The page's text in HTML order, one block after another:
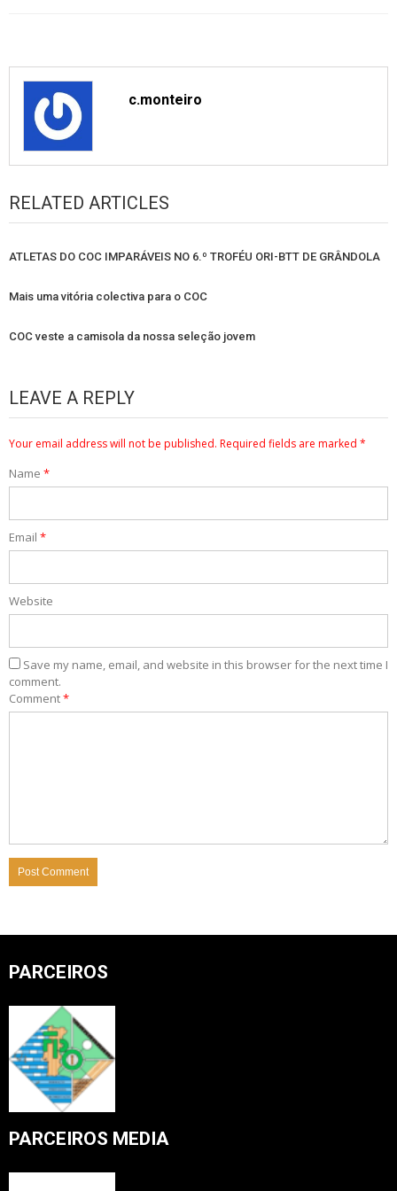
c.monteiro
RELATED ARTICLES
ATLETAS DO COC IMPARÁVEIS NO 6.º TROFÉU ORI-BTT DE GRÂNDOLA
Mais uma vitória colectiva para o COC
COC veste a camisola da nossa seleção jovem
LEAVE A REPLY
Your email address will not be published. Required fields are marked *
Name *
Email *
Website
Save my name, email, and website in this browser for the next time I
comment.
Comment*
PARCEIROS
PARCEIROS MEDIA